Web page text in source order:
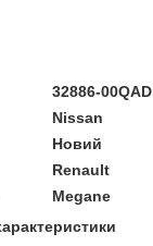
32886-00QAD
Nissan
Новий
Renault
Megane